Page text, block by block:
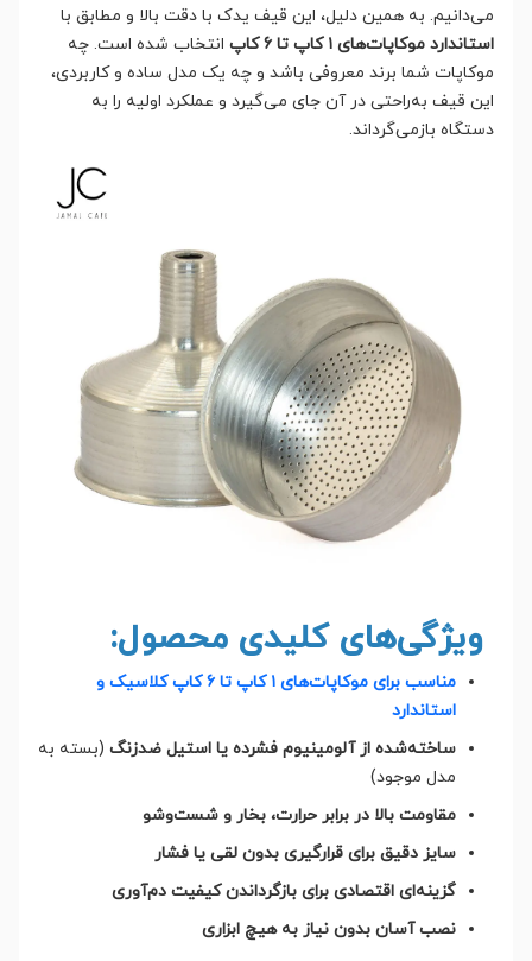
می‌دانیم. به همین دلیل، این قیف یدک با دقت بالا و مطابق با
استاندارد موکاپات‌های ۱ کاپ تا 6 کاپ
انتخاب شده است. چه
موکاپات شما برند معروفی باشد و چه یک مدل ساده و کاربردی،
این قیف به‌راحتی در آن جای می‌گیرد و عملکرد اولیه را به
دستگاه بازمی‌گرداند.
ویژگی‌های کلیدی محصول:
مناسب برای موکاپات‌های ۱ کاپ تا 6 کاپ کلاسیک و
استاندارد
ساخته‌شده از آلومینیوم فشرده یا استیل ضدزنگ (بسته به
مدل موجود)
مقاومت بالا در برابر حرارت، بخار و شست‌وشو
سایز دقیق برای قرارگیری بدون لقی یا فشار
گزینه‌ای اقتصادی برای بازگرداندن کیفیت دم‌آوری
نصب آسان بدون نیاز به هیچ ابزاری